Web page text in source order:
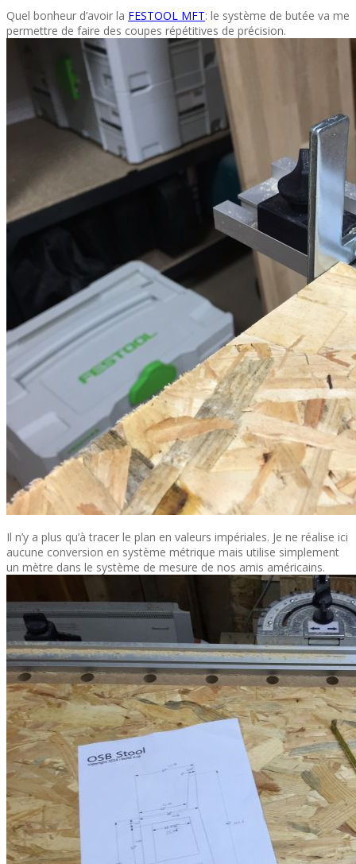
Quel bonheur d’avoir la FESTOOL MFT: le système de butée va me
permettre de faire des coupes répétitives de précision.
Il n’y a plus qu’à tracer le plan en valeurs impériales. Je ne réalise ici
aucune conversion en système métrique mais utilise simplement
un mètre dans le système de mesure de nos amis américains.